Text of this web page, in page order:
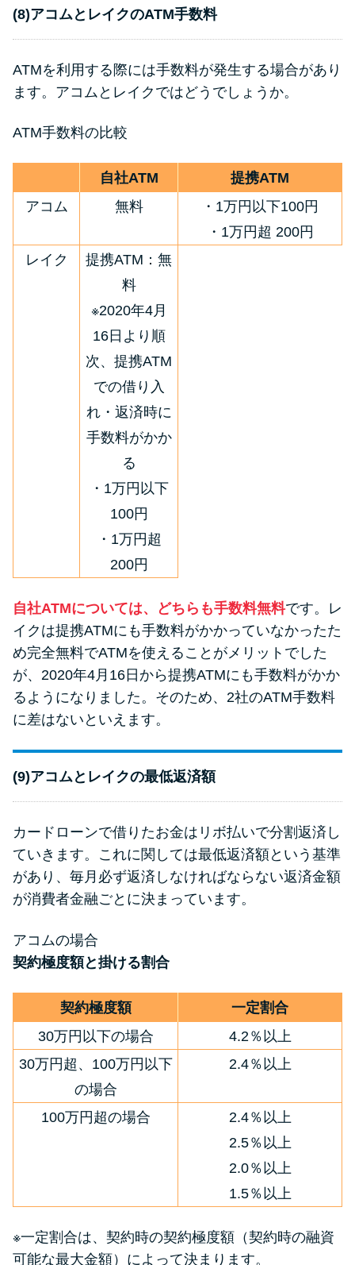
(8)アコムとレイクのATM手数料
ATMを利用する際には手数料が発生する場合があり
ます。アコムとレイクではどうでしょうか。
ATM手数料の比較
自社ATM
提携ATM
アコム
無料
・1万円以下100円
・1万円超 200円
レイク
提携ATM：無
料
※2020年4月
16日より順
次、提携ATM
での借り入
れ・返済時に
手数料がかか
る
・1万円以下
100円
・1万円超
200円
自社ATMについては、どちらも手数料無料です。レ
イクは提携ATMにも手数料がかかっていなかったた
め完全無料でATMを使えることがメリットでした
が、2020年4月16日から提携ATMにも手数料がかか
るようになりました。そのため、2社のATM手数料
に差はないといえます。
(9)アコムとレイクの最低返済額
カードローンで借りたお金はリボ払いで分割返済し
ていきます。これに関しては最低返済額という基準
があり、毎月必ず返済しなければならない返済金額
が消費者金融ごとに決まっています。
アコムの場合
契約極度額と掛ける割合
契約極度額
一定割合
30万円以下の場合
4.2％以上
30万円超、100万円以下
の場合
2.4％以上
100万円超の場合
2.4％以上
2.5％以上
2.0％以上
1.5％以上
※一定割合は、契約時の契約極度額（契約時の融資
可能な最大金額）によって決まります。